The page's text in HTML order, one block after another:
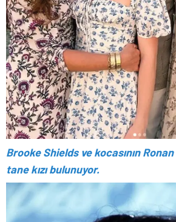
Brooke Shields ve kocasının
tane kızı bulunuyor.